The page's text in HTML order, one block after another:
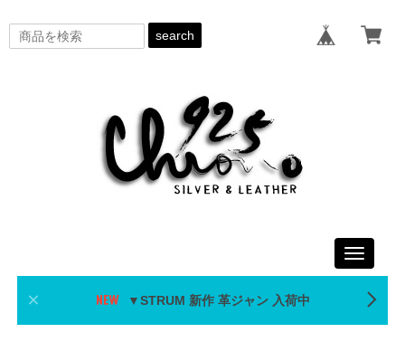
search
Toggle
▼STRUM 新作 革ジャン 入荷中